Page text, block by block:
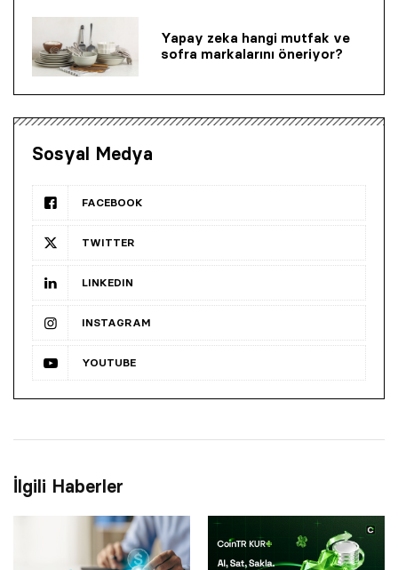
Yapay zeka hangi mutfak ve
sofra markalarını öneriyor?
Sosyal Medya
FACEBOOK
TWITTER
LINKEDIN
INSTAGRAM
YOUTUBE
İlgili Haberler